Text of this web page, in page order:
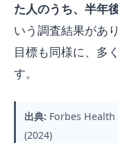
た人のうち、半年
いう調査結果があ
目標も同様に、多
す。
出典: Forbes
(2024)